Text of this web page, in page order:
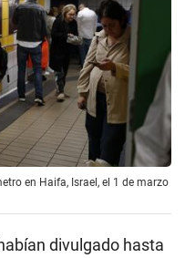
en Haifa, Israel, el 1 de marzo
divulgado hasta